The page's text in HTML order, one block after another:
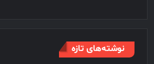
نوشته‌های تازه